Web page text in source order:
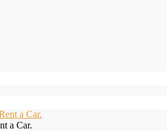
a Car.